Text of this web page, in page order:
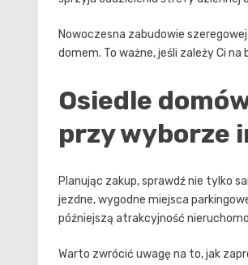
Nowoczesna zabudowie
domem. To ważne, jeśli zależy Ci
Osiedle
przy wyborze
Planując zakup, sprawdź nie tylko
jezdne, wygodne miejsca
późniejszą atrakcyjność
Warto zwrócić uwagę na to, jak